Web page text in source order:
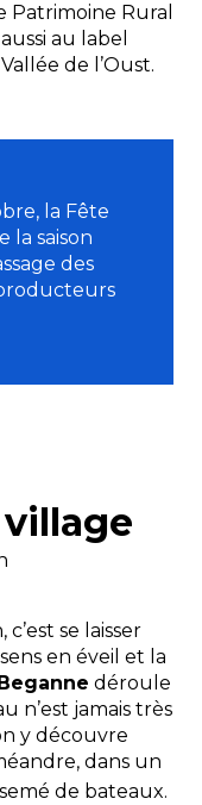
Patrimoine Rural
au label
de l’Oust.
la Fête
la saison
des
se laisser
en éveil et la
déroule
n’est jamais très
y découvre
dans un
de bateaux.